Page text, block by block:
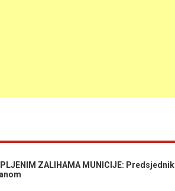
ZALIHAMA MUNICIJE: Predsjednik